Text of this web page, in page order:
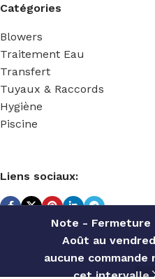
Note - Fermeture
Août au
aucune commande
cet intervalle.
Catégories
Blowers
Traitement Eau
Transfert
Tuyaux & Raccords
Hygiène
Piscine
Liens sociaux:
TECHNIDOSE 2022